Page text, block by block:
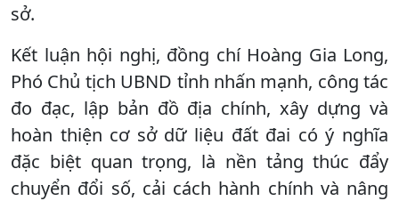
sở.
Kết luận hội nghị, đồng chí Hoàng Gia Long,
Phó Chủ tịch UBND tỉnh nhấn mạnh, công tác
đo đạc, lập bản đồ địa chính, xây dựng và
hoàn thiện cơ sở dữ liệu đất đai có ý nghĩa
đặc biệt quan trọng, là nền tảng thúc đẩy
chuyển đổi số, cải cách hành chính và nâng